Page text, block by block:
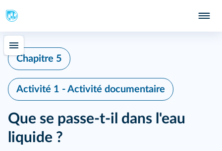
Chapitre 5
Activité 1 - Activité documentaire
Que se passe-t-il dans l'eau
liquide ?